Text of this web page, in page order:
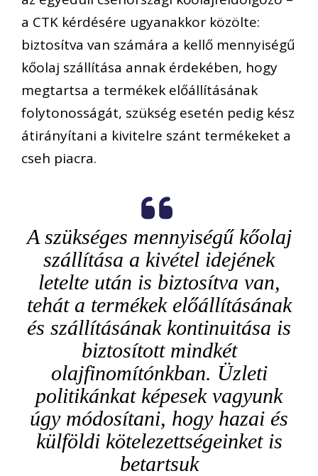
a CTK kérdésére ugyanakkor közölte:
biztosítva van számára a kellő mennyiségű
kőolaj szállítása annak érdekében, hogy
megtartsa a termékek előállításának
folytonosságát, szükség esetén pedig kész
átirányítani a kivitelre szánt termékeket a
cseh piacra.
A szükséges mennyiségű kőolaj
szállítása a kivétel idejének
letelte után is biztosítva van,
tehát a termékek előállításának
és szállításának kontinuitása is
biztosított mindkét
olajfinomítónkban. Üzleti
politikánkat képesek vagyunk
úgy módosítani, hogy hazai és
külföldi kötelezettségeinket is
betartsuk